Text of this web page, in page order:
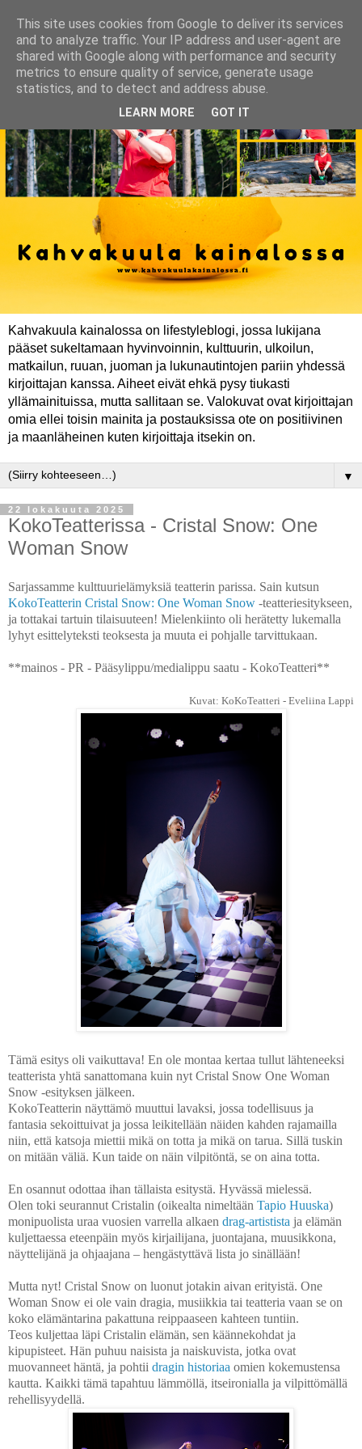
Kahvakuula kainalossa on lifestyleblogi, jossa lukijana
pääset sukeltamaan hyvinvoinnin, kulttuurin, ulkoilun,
matkailun, ruuan, juoman ja lukunautintojen pariin yhdessä
kirjoittajan kanssa. Aiheet eivät ehkä pysy tiukasti
yllämainituissa, mutta sallitaan se. Valokuvat ovat kirjoittajan
omia ellei toisin mainita ja postauksissa ote on positiivinen
ja maanläheinen kuten kirjoittaja itsekin on.
▼
22 lokakuuta 2025
KokoTeatterissa - Cristal Snow: One
Woman Snow
Sarjassamme kulttuurielämyksiä teatterin parissa. Sain kutsun
KokoTeatterin Cristal Snow: One Woman Snow -teatteriesitykseen,
ja tottakai tartuin tilaisuuteen! Mielenkiinto oli herätetty lukemalla
lyhyt esittelyteksti teoksesta ja muuta ei pohjalle tarvittukaan.
**mainos - PR - Pääsylippu/medialippu saatu - KokoTeatteri**
Kuvat: KoKoTeatteri - Eveliina Lappi
Tämä esitys oli vaikuttava! En ole montaa kertaa tullut lähteneeksi
teatterista yhtä sanattomana kuin nyt Cristal Snow One Woman
Snow -esityksen jälkeen.
KokoTeatterin näyttämö muuttui lavaksi, jossa todellisuus ja
fantasia sekoittuivat ja jossa leikitellään näiden kahden rajamailla
niin, että katsoja miettii mikä on totta ja mikä on tarua. Sillä tuskin
on mitään väliä. Kun taide on näin vilpitöntä, se on aina totta.
En osannut odottaa ihan tällaista esitystä. Hyvässä mielessä.
Olen toki seurannut Cristalin (oikealta nimeltään Tapio Huuska)
monipuolista uraa vuosien varrella alkaen drag-artistista ja elämän
kuljettaessa eteenpäin myös kirjailijana, juontajana, muusikkona,
näyttelijänä ja ohjaajana – hengästyttävä lista jo sinällään!
Mutta nyt! Cristal Snow on luonut jotakin aivan erityistä. One
Woman Snow ei ole vain dragia, musiikkia tai teatteria vaan se on
koko elämäntarina pakattuna reippaaseen kahteen tuntiin.
Teos kuljettaa läpi Cristalin elämän, sen käännekohdat ja
kipupisteet. Hän puhuu naisista ja naiskuvista, jotka ovat
muovanneet häntä, ja pohtii dragin historiaa omien kokemustensa
kautta. Kaikki tämä tapahtuu lämmöllä, itseironialla ja vilpittömällä
rehellisyydellä.
This site uses cookies from Google to deliver its services
and to analyze traffic. Your IP address and user-agent are
shared with Google along with performance and security
metrics to ensure quality of service, generate usage
statistics, and to detect and address abuse.
LEARN MORE GOT IT